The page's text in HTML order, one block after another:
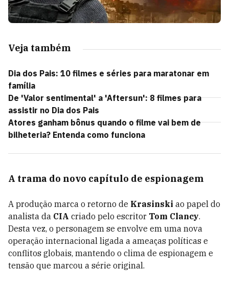
Veja também
Dia dos Pais: 10 filmes e séries para maratonar em
família
De 'Valor sentimental' a 'Aftersun': 8 filmes para
assistir no Dia dos Pais
Atores ganham bônus quando o filme vai bem de
bilheteria? Entenda como funciona
A trama do novo capítulo de espionagem
A produção marca o retorno de Krasinski ao papel do
analista da CIA criado pelo escritor Tom Clancy.
Desta vez, o personagem se envolve em uma nova
operação internacional ligada a ameaças políticas e
conflitos globais, mantendo o clima de espionagem e
tensão que marcou a série original.